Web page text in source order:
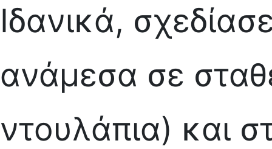
Ιδανικά,
ανάμεσα σε
ντουλάπια) και